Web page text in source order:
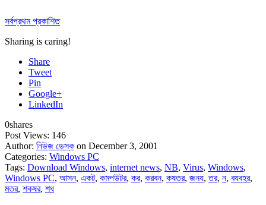
সর্বপ্রথম প্রকাশিত
Sharing is caring!
Share
Tweet
Pin
Google+
LinkedIn
0shares
Post Views: 146
Author: নিউজ ডেস্ক on December 3, 2001
Categories: Windows PC
Tags: Download Windows, internet news, NB, Virus, Windows,
Windows PC, আসন, একট, কমপউটর, কর, করবন, কষতর, জনয,তর, ন, বযবহর,
মতর, শকষর, শধ